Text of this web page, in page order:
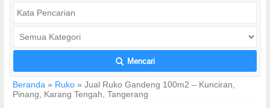
L Mencari
Beranda » Ruko » Jual Ruko Gandeng 100m2 – Kunciran,
Pinang, Karang Tengah, Tangerang